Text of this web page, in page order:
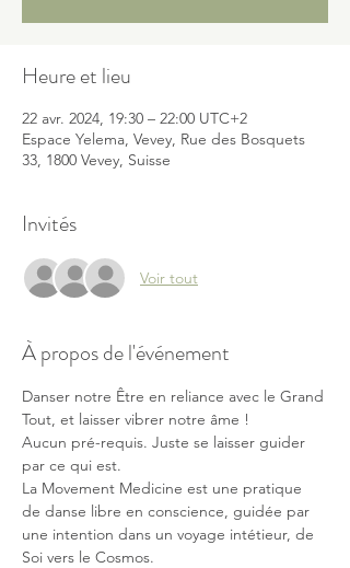
Heure et lieu
22 avr. 2024, 19:30 – 22:00 UTC+2
Espace Yelema, Vevey, Rue des Bosquets
33, 1800 Vevey, Suisse
Invités
Voir tout
À propos de l'événement
Danser notre Être en reliance avec le Grand
Tout, et laisser vibrer notre âme !
Aucun pré-requis. Juste se laisser guider
par ce qui est.
La Movement Medicine est une pratique
de danse libre en conscience, guidée par
une intention dans un voyage intétieur, de
Soi vers le Cosmos.